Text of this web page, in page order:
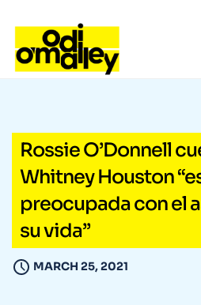
Rossie O’Donnell
Whitney Houston
preocupada con el
su vida”
MARCH 25, 2021